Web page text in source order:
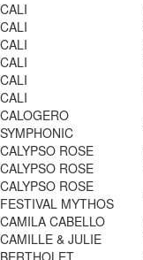
CALI
CALI
CALI
CALI
CALI
CALI
CALOGERO
SYMPHONIC
CALYPSO ROSE
CALYPSO ROSE
CALYPSO ROSE
FESTIVAL MYTHOS
CAMILA CABELLO
CAMILLE & JULIE
BERTHOLET